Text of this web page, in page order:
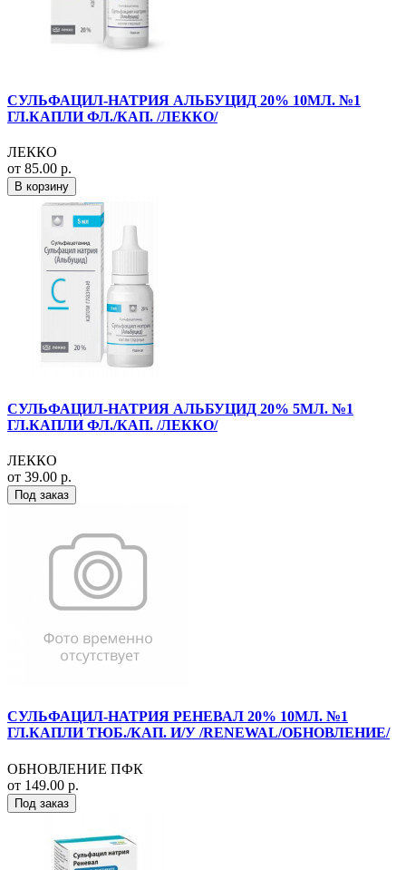
СУЛЬФАЦИЛ-НАТРИЯ АЛЬБУЦИД 20% 10МЛ. №1
ГЛ.КАПЛИ ФЛ./КАП. /ЛЕККО/
ЛЕККО
от 85.00 р.
В корзину
СУЛЬФАЦИЛ-НАТРИЯ АЛЬБУЦИД 20% 5МЛ. №1
ГЛ.КАПЛИ ФЛ./КАП. /ЛЕККО/
ЛЕККО
от 39.00 р.
Под заказ
СУЛЬФАЦИЛ-НАТРИЯ РЕНЕВАЛ 20% 10МЛ. №1
ГЛ.КАПЛИ ТЮБ./КАП. И/У /RENEWAL/ОБНОВЛЕНИЕ/
ОБНОВЛЕНИЕ ПФК
от 149.00 р.
Под заказ